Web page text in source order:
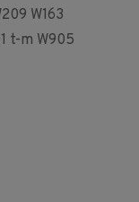
W163
t-m W905